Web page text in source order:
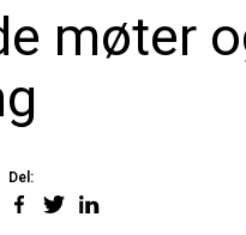
møter
Del:
Del
Del
Del